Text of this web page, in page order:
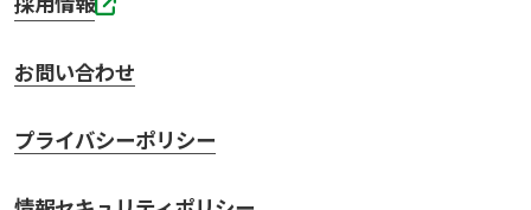
お問い合わせ
プライバシーポリシー